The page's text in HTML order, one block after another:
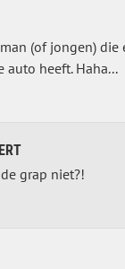
(of jongen) die
auto heeft. Haha...
grap niet?!